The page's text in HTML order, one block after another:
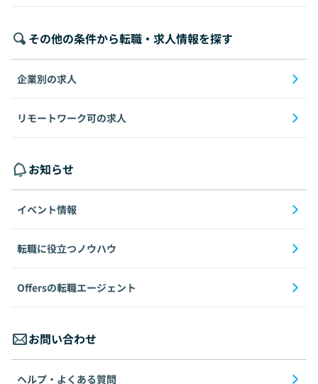
その他の条件から転職・求人情報を探す
企業別の求人
リモートワーク可の求人
お知らせ
イベント情報
転職に役立つノウハウ
Offersの転職エージェント
お問い合わせ
ヘルプ・よくある質問